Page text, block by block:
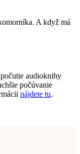
A když má
audioknihy
počúvanie
nájdete tu.